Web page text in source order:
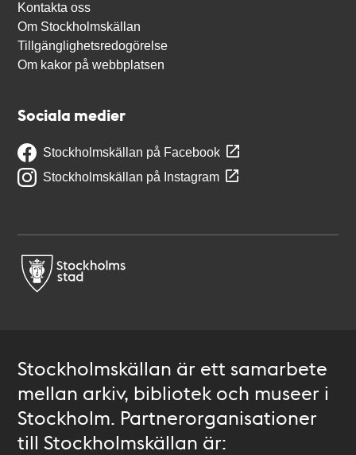
Kontakta oss
Om Stockholmskällan
Tillgänglighetsredogörelse
Om kakor på webbplatsen
Sociala medier
Stockholmskällan på Facebook
Stockholmskällan på Instagram
Stockholmskällan är ett samarbete
mellan arkiv, bibliotek och museer i
Stockholm. Partnerorganisationer
till Stockholmskällan är: